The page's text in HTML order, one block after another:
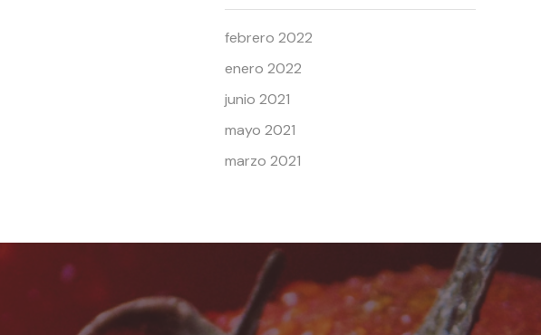
febrero 2022
enero 2022
junio 2021
mayo 2021
marzo 2021